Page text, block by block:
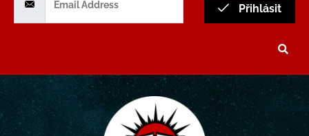
Přihlásit